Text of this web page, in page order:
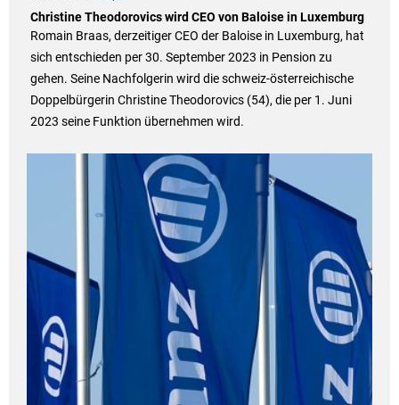
Christine Theodorovics wird CEO von Baloise in Luxemburg
Romain Braas, derzeitiger CEO der Baloise in Luxemburg, hat
sich entschieden per 30. September 2023 in Pension zu
gehen. Seine Nachfolgerin wird die schweiz-österreichische
Doppelbürgerin Christine Theodorovics (54), die per 1. Juni
2023 seine Funktion übernehmen wird.